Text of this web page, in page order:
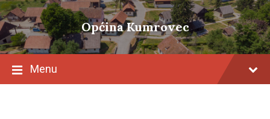
Skip
to
content
Skip
to
main
navigation
Skip
to
footer
Općina Kumrovec
Menu